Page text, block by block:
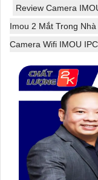
Review Camera
Imou 2 Mắt Trong
Camera Wifi IMOU